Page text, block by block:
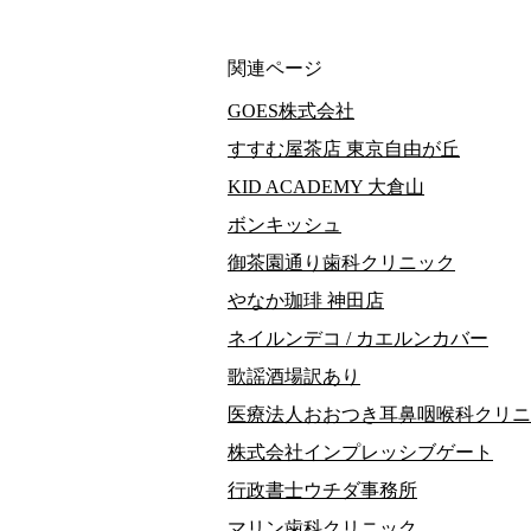
関連ページ
GOES株式会社
すすむ屋茶店 東京自由が丘
KID ACADEMY 大倉山
ボンキッシュ
御茶園通り歯科クリニック
やなか珈琲 神田店
ネイルンデコ / カエルンカバー
歌謡酒場訳あり
医療法人おおつき耳鼻咽喉科クリ
株式会社インプレッシブゲート
行政書士ウチダ事務所